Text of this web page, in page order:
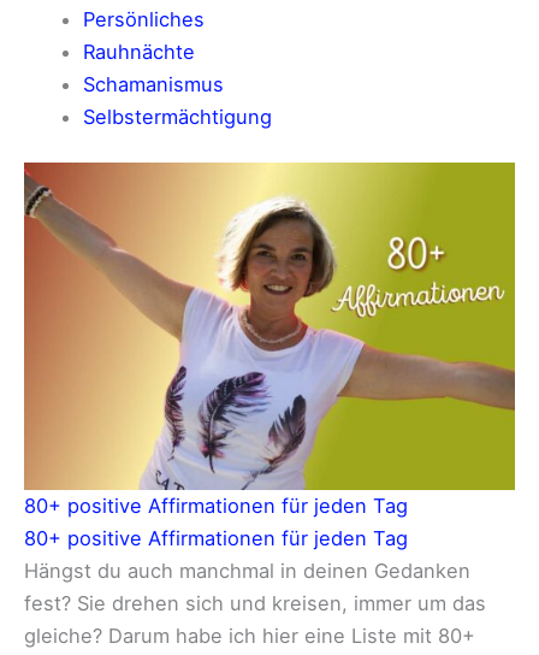
Persönliches
Rauhnächte
Schamanismus
Selbstermächtigung
80+ positive Affirmationen für jeden Tag
80+ positive Affirmationen für jeden Tag
Hängst du auch manchmal in deinen Gedanken
fest? Sie drehen sich und kreisen, immer um das
gleiche? Darum habe ich hier eine Liste mit 80+